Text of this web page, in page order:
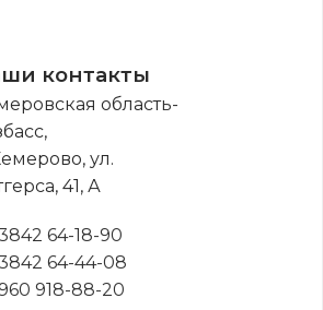
контакты
область-
ул.
41, А
64-18-90
64-44-08
918-88-20